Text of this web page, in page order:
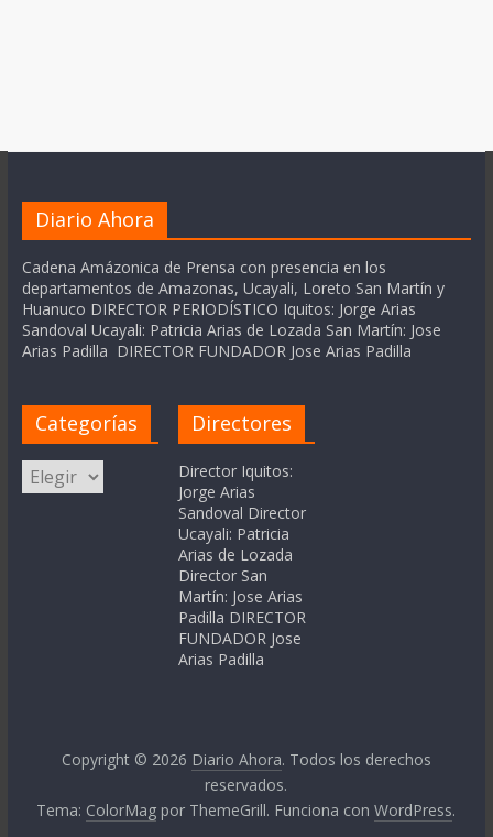
Diario Ahora
Cadena Amázonica de Prensa con presencia en los
departamentos de Amazonas, Ucayali, Loreto San Martín y
Huanuco DIRECTOR PERIODÍSTICO Iquitos: Jorge Arias
Sandoval Ucayali: Patricia Arias de Lozada San Martín: Jose
Arias Padilla DIRECTOR FUNDADOR Jose Arias Padilla
Categorías
Categorías
Directores
Director Iquitos:
Jorge Arias
Sandoval Director
Ucayali: Patricia
Arias de Lozada
Director San
Martín: Jose Arias
Padilla DIRECTOR
FUNDADOR Jose
Arias Padilla
Copyright © 2026 Diario Ahora. Todos los derechos
reservados.
Tema: ColorMag por ThemeGrill. Funciona conWordPress.